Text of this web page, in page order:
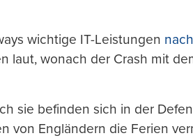
wichtige IT-Leistungen
laut, wonach der Crash mit
sie befinden sich in der
von Engländern die Ferien